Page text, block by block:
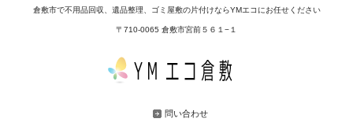
倉敷市で不用品回収、遺品整理、ゴミ屋敷の片付けならYMエコにお任せください
〒710-0065 倉敷市宮前５６１−１
問い合わせ